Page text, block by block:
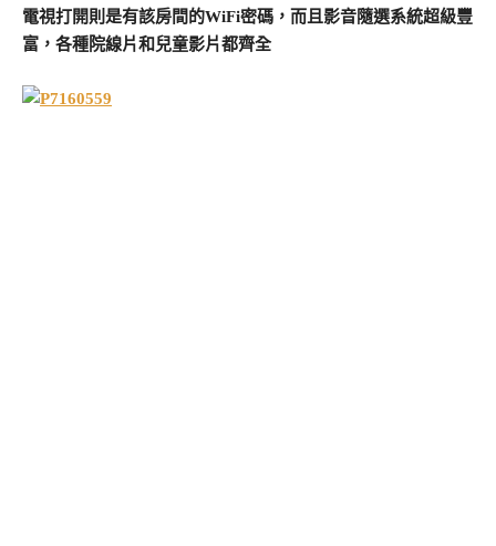
電視打開則是有該房間的WiFi密碼，而且影音隨選系統超級豐
富，各種院線片和兒童影片都齊全